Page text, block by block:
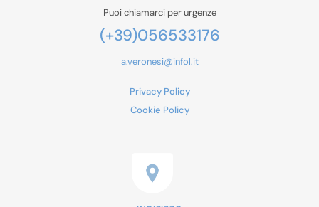
Puoi chiamarci per urgenze
(+39)056533176
a.veronesi@infol.it
Privacy Policy
Cookie Policy